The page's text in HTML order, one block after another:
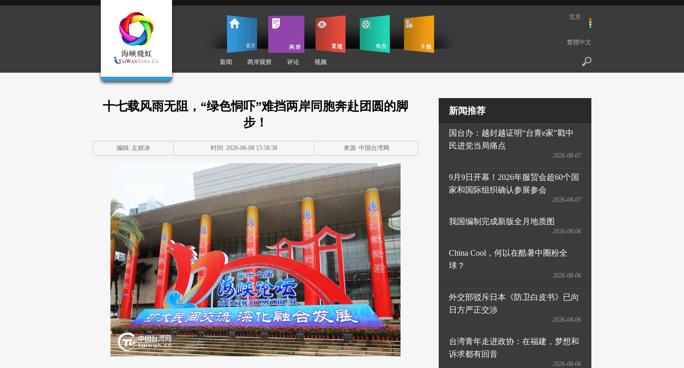
新闻 两岸观察 评论 视频
北京
繁體中文
十七载风雨无阻，“绿色恫吓”难挡两岸同胞奔赴团圆的脚
步！
编辑: 左妍冰 时间: 2026-06-08 15:58:38 来源: 中国台湾网
新闻推荐
国台办：越封越证明“台青e家”戳中
民进党当局痛点
2026-08-07
9月9日开幕！2026年服贸会超60个国
家和国际组织确认参展参会
2026-08-07
我国编制完成新版全月地质图
2026-08-06
China Cool，何以在酷暑中圈粉全
球？
2026-08-06
外交部驳斥日本《防卫白皮书》已向
日方严正交涉
2026-08-06
台湾青年走进政协：在福建，梦想和
诉求都有回音
2026-08-06